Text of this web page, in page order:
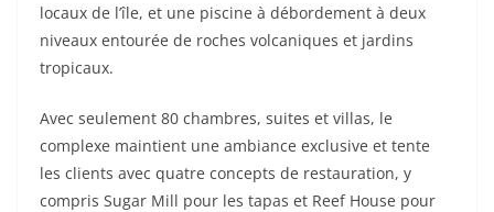
locaux de l’île, et une piscine à débordement à deux
niveaux entourée de roches volcaniques et jardins
tropicaux.
Avec seulement 80 chambres, suites et villas, le
complexe maintient une ambiance exclusive et tente
les clients avec quatre concepts de restauration, y
compris Sugar Mill pour les tapas et Reef House pour